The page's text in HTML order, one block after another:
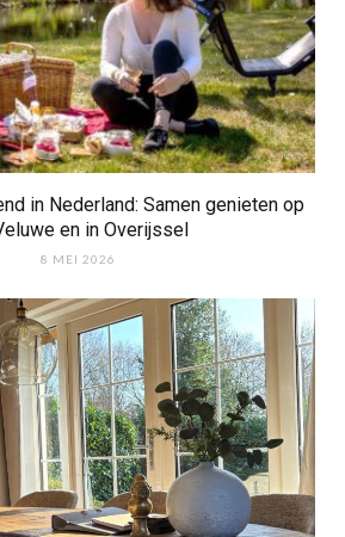
in Nederland: Samen genieten op
en in Overijssel
8 MEI 2026